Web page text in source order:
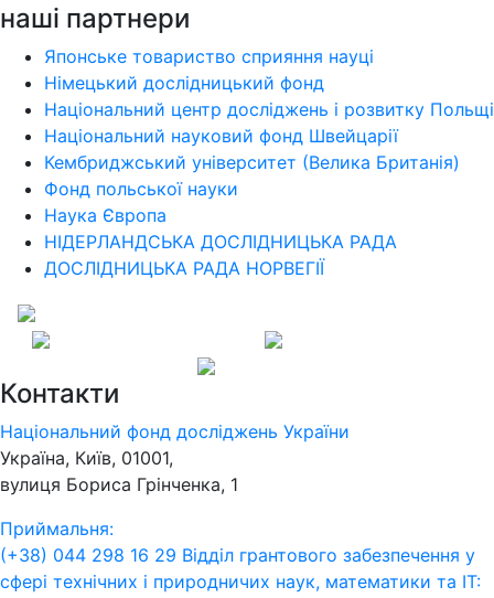
наші партнери
Японське товариство сприяння науці
Німецький дослідницький фонд
Національний центр досліджень і розвитку Польщі
Національний науковий фонд Швейцарії
Кембриджський університет (Велика Британія)
Фонд польської науки
Наука Європа
НІДЕРЛАНДСЬКА ДОСЛІДНИЦЬКА РАДА
ДОСЛІДНИЦЬКА РАДА НОРВЕГІЇ
Контакти
Національний фонд досліджень України
Україна, Київ, 01001,
вулиця Бориса Грінченка, 1
Приймальня:
(+38) 044 298 16 29 Відділ грантового забезпечення у
сфері технічних і природничих наук, математики та ІТ: